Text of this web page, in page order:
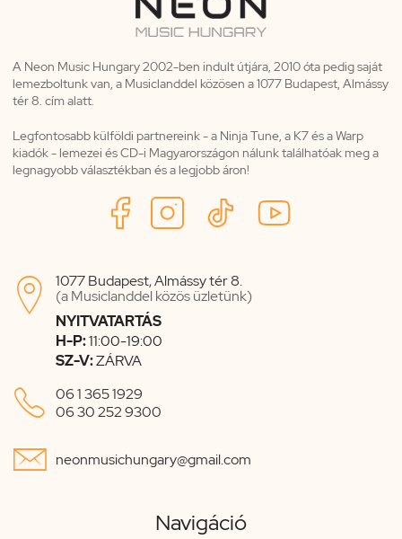
A Neon Music Hungary 2002-ben indult útjára, 2010 óta pedig saját
lemezboltunk van, a Musiclanddel közösen a 1077 Budapest, Almássy
tér 8. cím alatt.
Legfontosabb külföldi partnereink - a Ninja Tune, a K7 és a Warp
kiadók - lemezei és CD-i Magyarországon nálunk találhatóak meg a
legnagyobb választékban és a legjobb áron!

1077 Budapest, Almássy tér 8.
(a Musiclanddel közös üzletünk)
NYITVATARTÁS
H-P:11:00-19:00
SZ-V:ZÁRVA
 06 1 365 1929
06 30 252 9300
 neonmusichungary@gmail.com
Navigáció